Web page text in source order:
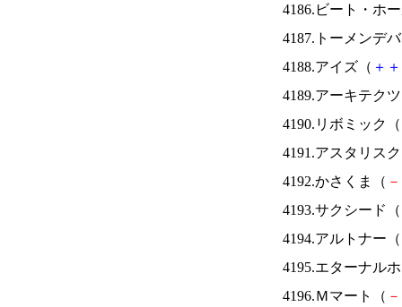
4186.ビート・ホ
4187.トーメンデ
4188.アイズ（ ＋ ＋
4189.アーキテク
4190.リボミック（
4191.アスタリス
4192.かさくま（ －
4193.サクシード（
4194.アルトナー（
4195.エターナル
4196.Ｍマート（ －